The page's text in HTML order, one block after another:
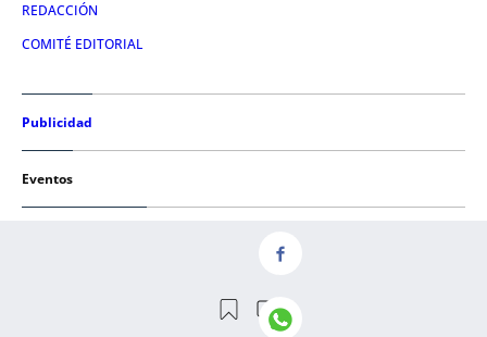
REDACCIÓN
COMITÉ EDITORIAL
Publicidad
Eventos